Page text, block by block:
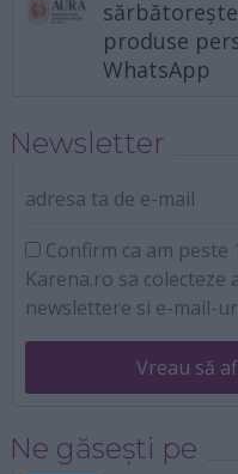
produse
WhatsApp
Newsletter
adresa ta de e-mail
Confirm ca am peste
Karena.ro sa
newslettere si e-mail-
Vreau să
Ne găsești pe